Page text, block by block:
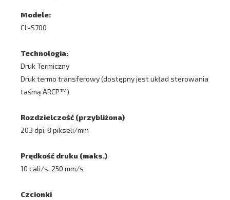
Modele:
CL-S700
Technologia:
Druk Termiczny
Druk termo transferowy (dostępny jest układ sterowania
taśmą ARCP™)
Rozdzielczość (przybliżona)
203 dpi, 8 pikseli/mm
Prędkość druku (maks.)
10 cali/s, 250 mm/s
Czcionki